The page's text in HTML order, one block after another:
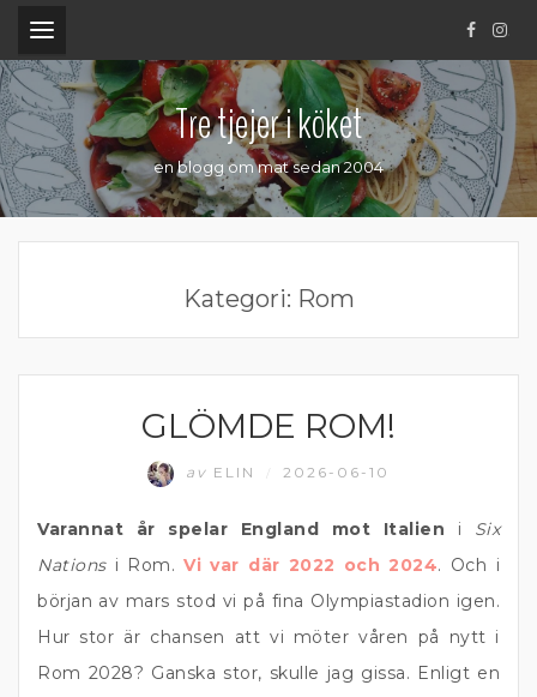
.
Tre tjejer i köket
en blogg om mat sedan 2004
Kategori: Rom
GLÖMDE ROM!
av ELIN 2026-06-10
Varannat år spelar England mot Italien i Six
Nationsi Rom.Vi var där 2022 och 2024. Och i
början av mars stod vi på fina Olympiastadion igen.
Hur stor är chansen att vi möter våren på nytt i
Rom 2028? Ganska stor, skulle jag gissa. Enligt en